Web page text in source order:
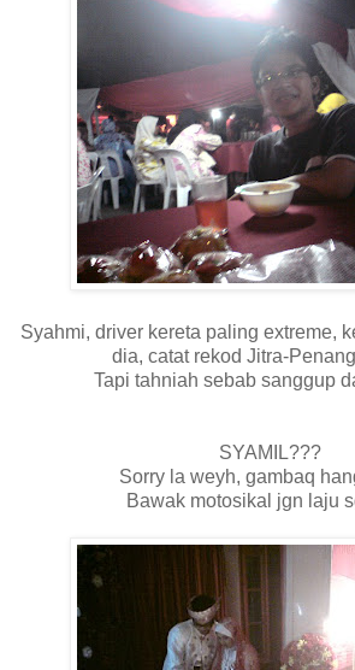
Syahmi, driver kereta paling extreme,
dia, catat rekod Jitra-
Tapi tahniah sebab sanggup
SYAMIL???
Sorry la weyh, gambaq
Bawak motosikal jgn laju